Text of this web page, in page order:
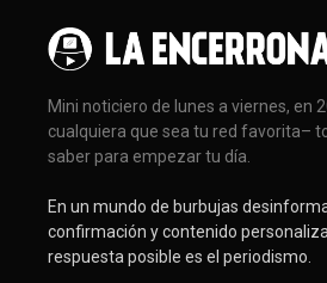
Mini noticiero de lunes a viernes, en
cualquiera que sea tu red favorita–
saber para empezar tu día.
En un mundo de burbujas
confirmación y contenido
respuesta posible es el periodismo.